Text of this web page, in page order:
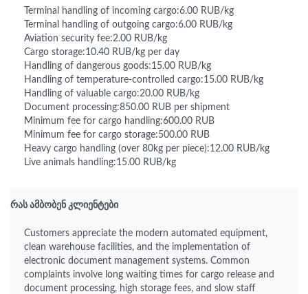
Terminal handling of incoming cargo:6.00 RUB/kg
Terminal handling of outgoing cargo:6.00 RUB/kg
Aviation security fee:2.00 RUB/kg
Cargo storage:10.40 RUB/kg per day
Handling of dangerous goods:15.00 RUB/kg
Handling of temperature-controlled cargo:15.00 RUB/kg
Handling of valuable cargo:20.00 RUB/kg
Document processing:850.00 RUB per shipment
Minimum fee for cargo handling:600.00 RUB
Minimum fee for cargo storage:500.00 RUB
Heavy cargo handling (over 80kg per piece):12.00 RUB/kg
Live animals handling:15.00 RUB/kg
რას ამბობენ კლიენტები
Customers appreciate the modern automated equipment,
clean warehouse facilities, and the implementation of
electronic document management systems. Common
complaints involve long waiting times for cargo release and
document processing, high storage fees, and slow staff